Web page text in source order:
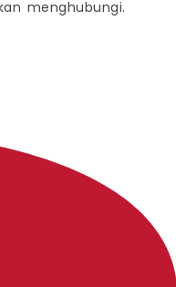
menghubungi.